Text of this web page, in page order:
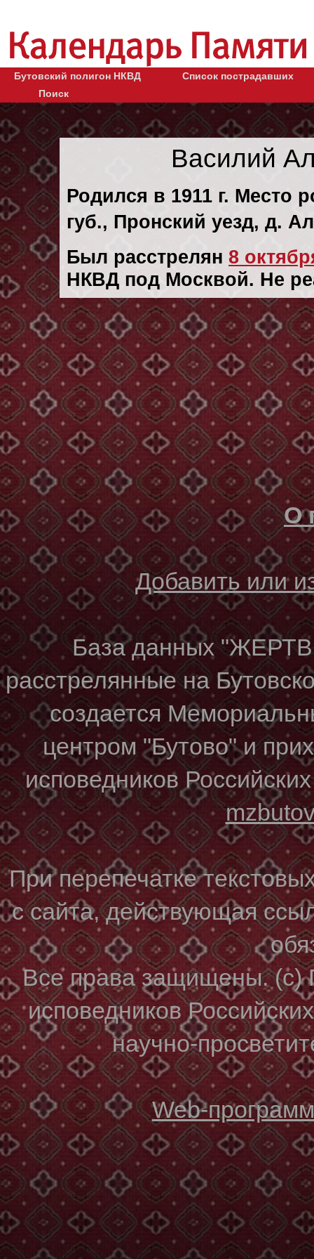
Бутовский полигон НКВД
Список пострадавших
Поиск
Василий
Родился в 1911 г. Место
губ., Пронский уезд, д.
Был расстрелян 8
НКВД под Москвой. Не
О
Добавить или
База данных
расстрелянные на
создается
центром "Бутово" и
исповедников
При перепечатке
с сайта, действующая
Все права защищены. (с)
исповедников
научно-
Web-